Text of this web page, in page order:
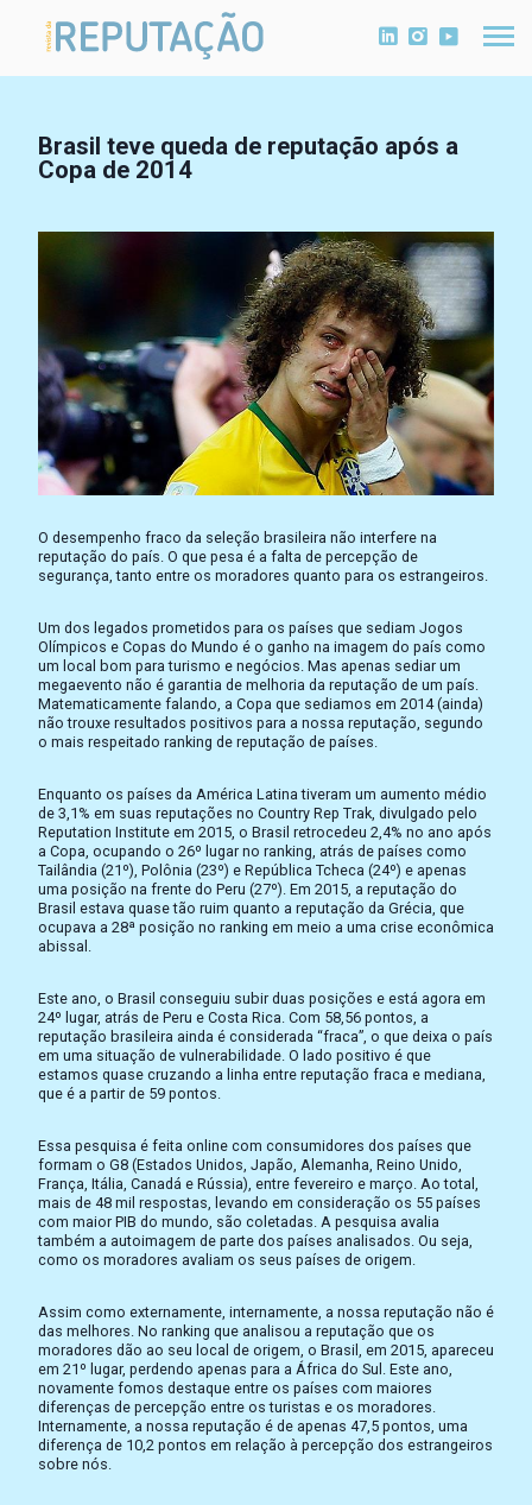
Brasil teve queda de reputação após a
Copa de 2014
O desempenho fraco da seleção brasileira não interfere na
reputação do país. O que pesa é a falta de percepção de
segurança, tanto entre os moradores quanto para os estrangeiros.
Um dos legados prometidos para os países que sediam Jogos
Olímpicos e Copas do Mundo é o ganho na imagem do país como
um local bom para turismo e negócios. Mas apenas sediar um
megaevento não é garantia de melhoria da reputação de um país.
Matematicamente falando, a Copa que sediamos em 2014 (ainda)
não trouxe resultados positivos para a nossa reputação, segundo
o mais respeitado ranking de reputação de países.
Enquanto os países da América Latina tiveram um aumento médio
de 3,1% em suas reputações no Country Rep Trak, divulgado pelo
Reputation Institute em 2015, o Brasil retrocedeu 2,4% no ano após
a Copa, ocupando o 26º lugar no ranking, atrás de países como
Tailândia (21º), Polônia (23º) e República Tcheca (24º) e apenas
uma posição na frente do Peru (27º). Em 2015, a reputação do
Brasil estava quase tão ruim quanto a reputação da Grécia, que
ocupava a 28ª posição no ranking em meio a uma crise econômica
abissal.
Este ano, o Brasil conseguiu subir duas posições e está agora em
24º lugar, atrás de Peru e Costa Rica. Com 58,56 pontos, a
reputação brasileira ainda é considerada “fraca”, o que deixa o país
em uma situação de vulnerabilidade. O lado positivo é que
estamos quase cruzando a linha entre reputação fraca e mediana,
que é a partir de 59 pontos.
Essa pesquisa é feita online com consumidores dos países que
formam o G8 (Estados Unidos, Japão, Alemanha, Reino Unido,
França, Itália, Canadá e Rússia), entre fevereiro e março. Ao total,
mais de 48 mil respostas, levando em consideração os 55 países
com maior PIB do mundo, são coletadas. A pesquisa avalia
também a autoimagem de parte dos países analisados. Ou seja,
como os moradores avaliam os seus países de origem.
Assim como externamente, internamente, a nossa reputação não é
das melhores. No ranking que analisou a reputação que os
moradores dão ao seu local de origem, o Brasil, em 2015, apareceu
em 21º lugar, perdendo apenas para a África do Sul. Este ano,
novamente fomos destaque entre os países com maiores
diferenças de percepção entre os turistas e os moradores.
Internamente, a nossa reputação é de apenas 47,5 pontos, uma
diferença de 10,2 pontos em relação à percepção dos estrangeiros
sobre nós.